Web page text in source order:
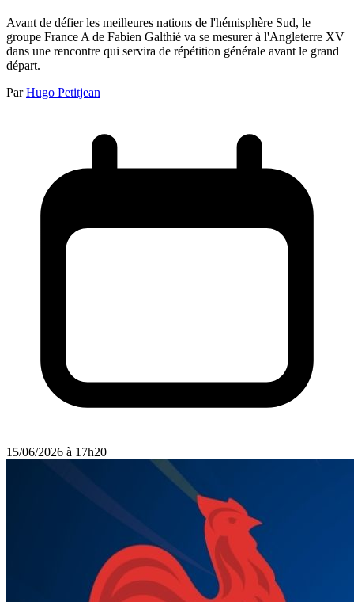
Avant de défier les meilleures nations de l'hémisphère Sud, le
groupe France A de Fabien Galthié va se mesurer à l'Angleterre XV
dans une rencontre qui servira de répétition générale avant le grand
départ.
Par Hugo Petitjean
15/06/2026 à 17h20